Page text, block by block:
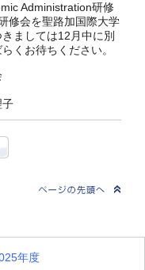
Administration研修
修会を聖路加国際大学
ましては12月中に別
くお待ちください。
年度